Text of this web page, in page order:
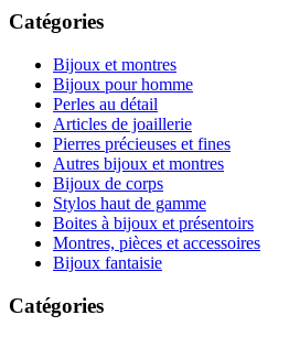
Catégories
Bijoux et montres
Bijoux pour homme
Perles au détail
Articles de joaillerie
Pierres précieuses et fines
Autres bijoux et montres
Bijoux de corps
Stylos haut de gamme
Boites à bijoux et présentoirs
Montres, pièces et accessoires
Bijoux fantaisie
Catégories